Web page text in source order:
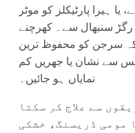
ہیرا پارٹیکلز کو موٹر
سنبھال سے۔ کھرچنے
سرجن کو محفوظ ترین
سے نشان یا جھریں کم
نمایاں ہو جائیں۔
سے علاج کر سکتا
مومی ڈریسنگ، خشکی